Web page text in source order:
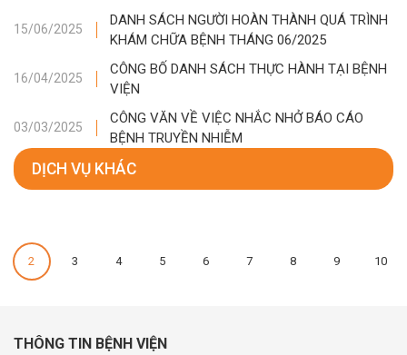
15/06/2025
DANH SÁCH NGƯỜI HOÀN THÀNH QUÁ TRÌNH
KHÁM CHỮA BỆNH THÁNG 06/2025
16/04/2025
CÔNG BỐ DANH SÁCH THỰC HÀNH TẠI BỆNH
VIỆN
03/03/2025
CÔNG VĂN VỀ VIỆC NHẮC NHỞ BÁO CÁO
BỆNH TRUYỀN NHIỄM
DỊCH VỤ KHÁC
2 3 4 5 6 7 8 9 10
THÔNG TIN BỆNH VIỆN